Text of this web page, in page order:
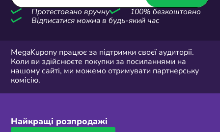
Протестовано вручну
100% безкоштовно
Відписатися можна в будь-який час
MegaKupony працює за підтримки своєї аудиторії.
Коли ви здійснюєте покупки за посиланнями на
нашому сайті, ми можемо отримувати партнерську
комісію.
Найкращі розпродажі